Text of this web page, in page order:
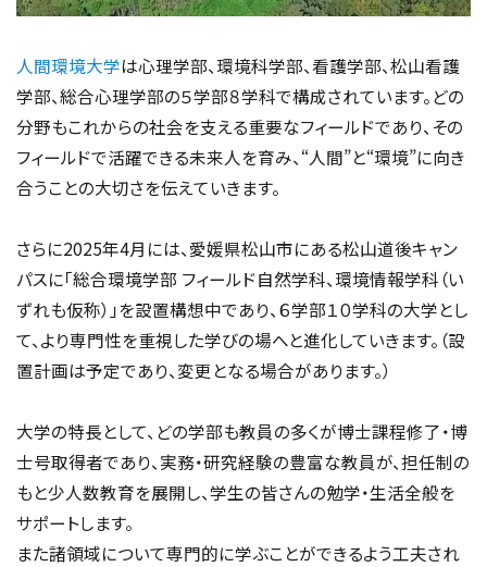
人間環境大学は心理学部、環境科学部、看護学部、松山看護
学部、総合心理学部の５学部８学科で構成されています。どの
分野もこれからの社会を支える重要なフィールドであり、その
フィールドで活躍できる未来人を育み、“人間”と“環境”に向き
合うことの大切さを伝えていきます。
さらに2025年4月には、愛媛県松山市にある松山道後キャン
パスに「総合環境学部 フィールド自然学科、環境情報学科（い
ずれも仮称）」を設置構想中であり、６学部１０学科の大学とし
て、より専門性を重視した学びの場へと進化していきます。（設
置計画は予定であり、変更となる場合があります。）
大学の特長として、どの学部も教員の多くが博士課程修了・博
士号取得者であり、実務・研究経験の豊富な教員が、担任制の
もと少人数教育を展開し、学生の皆さんの勉学・生活全般を
サポートします。
また諸領域について専門的に学ぶことができるよう工夫され